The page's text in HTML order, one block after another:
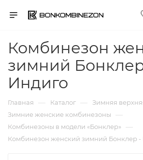
Комбинезон
зимний
Индиго
Главная — Каталог — Зимняя
Зимние женские комбинезоны —
Комбинезоны в модели «Бонклер» —
Комбинезон женский зимний Бонклер -